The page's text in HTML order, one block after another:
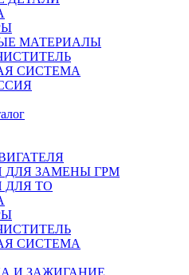
МАТЕРИАЛЫ
СИСТЕМА
ДЛЯ ЗАМЕНЫ ГРМ
ДЛЯ ТО
СИСТЕМА
И ЗАЖИГАНИЕ